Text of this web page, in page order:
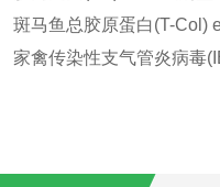
斑马鱼总胶原蛋白(T-Col)
家禽传染性支气管炎病毒